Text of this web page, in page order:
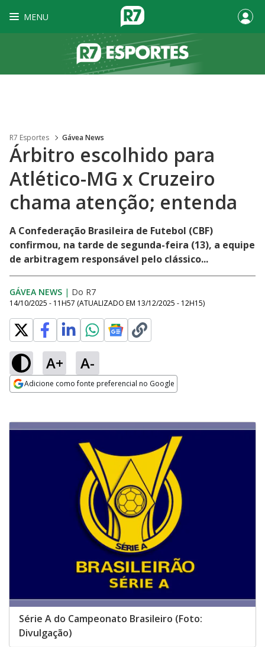
MENU
R7 Esportes Gávea News
Árbitro escolhido para
Atlético-MG x Cruzeiro
chama atenção; entenda
A Confederação Brasileira de Futebol (CBF)
confirmou, na tarde de segunda-feira (13), a equipe
de arbitragem responsável pelo clássico...
GÁVEA NEWS | Do R7
14/10/2025 - 11H57 (ATUALIZADO EM 13/12/2025 - 12H15)
A+ A-
Adicione como fonte preferencial no Google
Série A do Campeonato Brasileiro (Foto:
Divulgação)